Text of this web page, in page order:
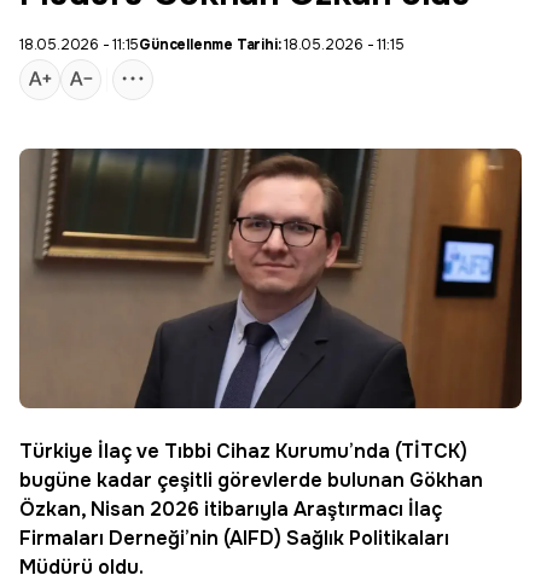
18.05.2026 - 11:15Güncellenme Tarihi:18.05.2026 - 11:15
Türkiye İlaç ve Tıbbi Cihaz Kurumu’nda (TİTCK)
bugüne kadar çeşitli görevlerde bulunan Gökhan
Özkan, Nisan 2026 itibarıyla Araştırmacı İlaç
Firmaları Derneği’nin (AIFD) Sağlık Politikaları
Müdürü oldu.